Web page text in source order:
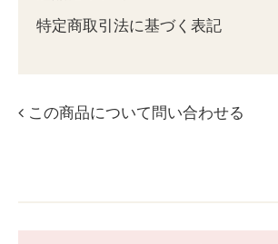
特定商取引法に基づく表記
この商品について問い合わせる